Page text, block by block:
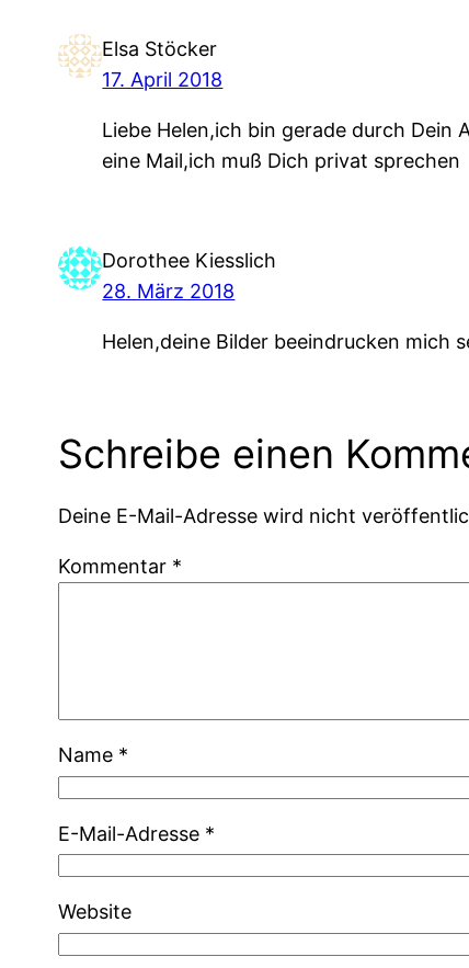
Elsa Stöcker
17. April 2018
Liebe Helen,ich bin gerade durch
eine Mail,ich muß Dich privat sprechen
Dorothee Kiesslich
28. März 2018
Helen,deine Bilder beeindrucken mich
Schreibe einen
Deine E-Mail-Adresse wird nicht
Kommentar *
Name *
E-Mail-Adresse *
Website